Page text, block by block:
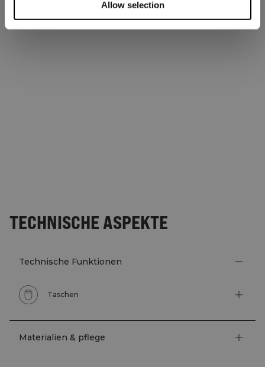
Allow selection
TECHNISCHE ASPEKTE
Technische Funktionen
Taschen
Materialien & pflege